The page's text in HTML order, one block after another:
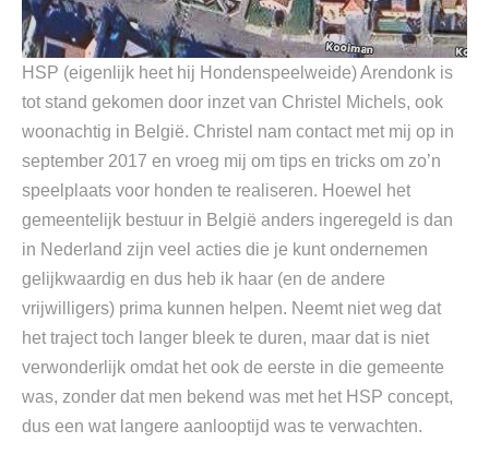
HSP (eigenlijk heet hij Hondenspeelweide) Arendonk is
tot stand gekomen door inzet van Christel Michels, ook
woonachtig in België. Christel nam contact met mij op in
september 2017 en vroeg mij om tips en tricks om zo’n
speelplaats voor honden te realiseren. Hoewel het
gemeentelijk bestuur in België anders ingeregeld is dan
in Nederland zijn veel acties die je kunt ondernemen
gelijkwaardig en dus heb ik haar (en de andere
vrijwilligers) prima kunnen helpen. Neemt niet weg dat
het traject toch langer bleek te duren, maar dat is niet
verwonderlijk omdat het ook de eerste in die gemeente
was, zonder dat men bekend was met het HSP concept,
dus een wat langere aanlooptijd was te verwachten.